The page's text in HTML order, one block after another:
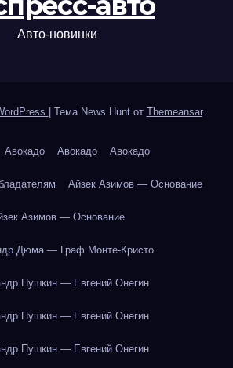
Авто-новинки
Тема News Hunt от Themeansar.
Авокадо Авокадо Авокадо
Айзек Азимов — Основание
Азимов — Основание
Дюма — Граф Монте-Кристо
Пушкин — Евгений Онегин
Пушкин — Евгений Онегин
Пушкин — Евгений Онегин